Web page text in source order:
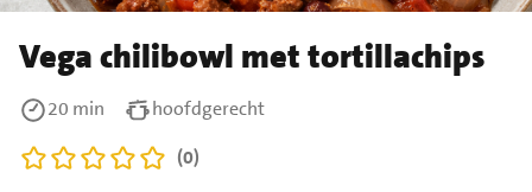
Vega chilibowl met tortillachips
20 min
hoofdgerecht
(0)